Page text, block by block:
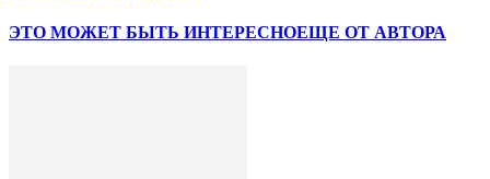
ЭТО МОЖЕТ БЫТЬ ИНТЕРЕСНОЕЩЕ ОТ АВТОРА